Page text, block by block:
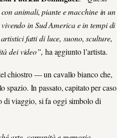
animali, piante e macchine in un
in Sud America e in tempi di
fatti di luce, suono, sculture,
dei video”, ha aggiunto l’artista.
chiostro — un cavallo bianco che,
spazio. In passato, capitato per caso
di viaggio, si fa oggi simbolo di